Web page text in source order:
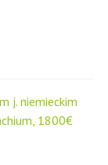
j. niemieckim
1800€